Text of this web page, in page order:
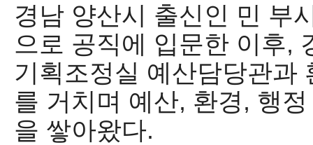
경남 양산시 출신인 민 부
으로 공직에 입문한 이후,
기획조정실 예산담당관과
를 거치며 예산, 환경, 행
을 쌓아왔다.